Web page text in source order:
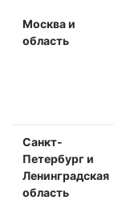
Москва и
область
Санкт-
Петербург и
Ленинградская
область